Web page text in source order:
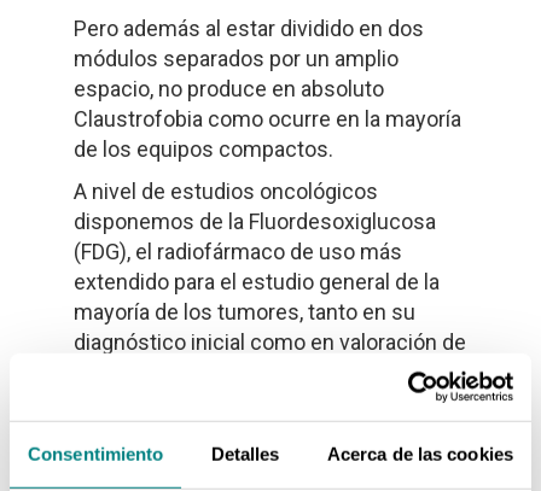
Consentimiento Detalles Acerca de las cookies
Pero además al estar dividido en dos
módulos separados por un amplio
espacio, no produce en absoluto
Claustrofobia como ocurre en la mayoría
de los equipos compactos.
A nivel de estudios oncológicos
disponemos de la Fluordesoxiglucosa
(FDG), el radiofármaco de uso más
extendido para el estudio general de la
mayoría de los tumores, tanto en su
diagnóstico inicial como en valoración de
respuesta al tratamiento, sospechas de
También podemos disponer de la F-